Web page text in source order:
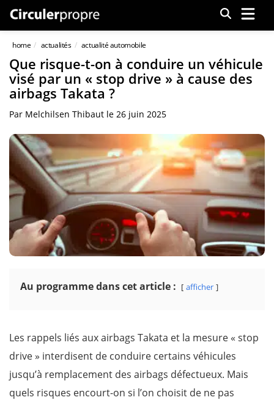
Menu
home actualités actualité automobile
Que risque-t-on à conduire un véhicule
visé par un « stop drive » à cause des
airbags Takata ?
Par Melchilsen Thibaut le 26 juin 2025
Au programme dans cet article : afficher
Les rappels liés aux airbags Takata et la mesure « stop
drive » interdisent de conduire certains véhicules
jusqu’à remplacement des airbags défectueux. Mais
quels risques encourt-on si l’on choisit de ne pas